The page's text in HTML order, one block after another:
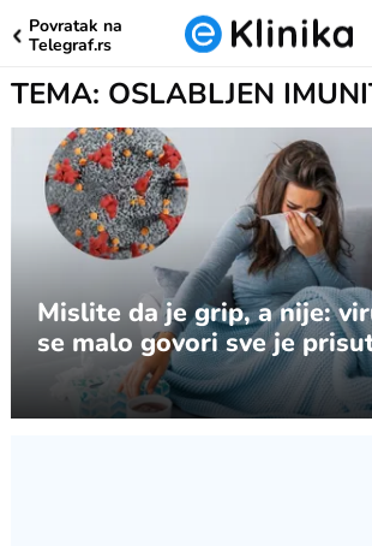
Povratak na
Telegraf.rs
TEMA: OSLABLJEN
Mislite da je grip, a nije:
se malo govori sve je